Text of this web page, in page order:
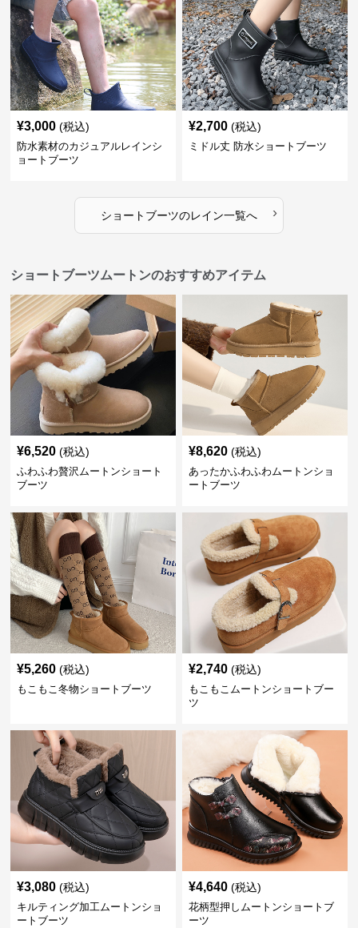
¥3,000 (税込)
防水素材のカジュアルレインシ
ョートブーツ
¥2,700 (税込)
ミドル丈 防水ショートブーツ
ショートブーツのレイン一覧へ ›
ショートブーツムートンのおすすめアイテム
¥6,520 (税込)
ふわふわ贅沢ムートンショート
ブーツ
¥8,620 (税込)
あったかふわふわムートンショ
ートブーツ
¥5,260 (税込)
もこもこ冬物ショートブーツ
¥2,740 (税込)
もこもこムートンショートブー
ツ
¥3,080 (税込)
キルティング加工ムートンショ
ートブーツ
¥4,640 (税込)
花柄型押しムートンショートブ
ーツ